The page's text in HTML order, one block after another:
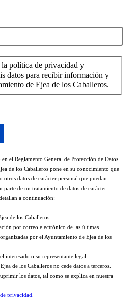
política de privacidad y
datos para recibir información y
de Ejea de los Caballeros.
el Reglamento General de Protección de Datos
de los Caballeros pone en su conocimiento que
otros datos de carácter personal que puedan
de un tratamiento de datos de carácter
a continuación:
de los Caballeros
por correo electrónico de las últimas
por el Ayuntamiento de Ejea de los
interesado o su representante legal.
de los Caballeros no cede datos a terceros.
los datos, tal como se explica en nuestra
privacidad.